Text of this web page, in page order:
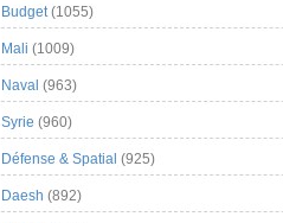
Budget(1055)
Mali (1009)
Naval (963)
Syrie (960)
Défense & Spatial (925)
Daesh (892)